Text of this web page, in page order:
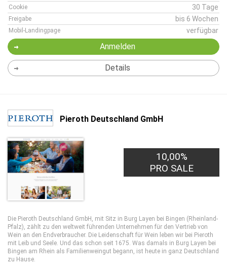
Cookie 30 Tage
Freigabe bis 6 Wochen
Mobil-Landingpage verfügbar
Anmelden
Details
Pieroth Deutschland GmbH
10,00%
PRO SALE
Die Pieroth Deutschland GmbH, mit Sitz in Burg Layen bei Bingen (Rheinland-
Pfalz), zählt zu den weltweit führenden Unternehmen für den Vertrieb von
Wein an den Endverbraucher. Die Leidenschaft für Wein leben wir bei Pieroth
mit Leib und Seele. Und das schon seit 1675. Was damals in Burg Layen bei
Bingen am Rhein als Familienweingut begann, ist heute in ganz Deutschland
zu Hause.